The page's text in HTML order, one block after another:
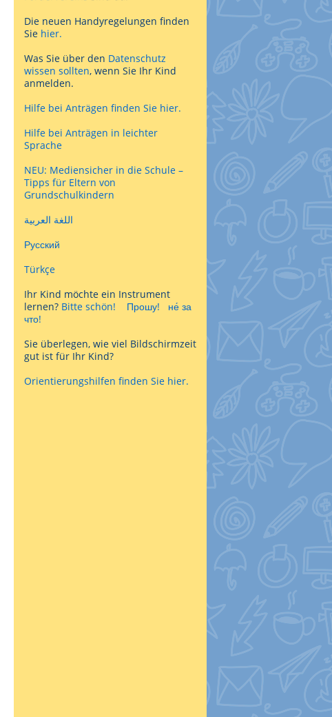
Die neuen Handyregelungen finden
Sie hier.
Was Sie über den Datenschutz
wissen sollten, wenn Sie Ihr Kind
anmelden.
Hilfe bei Anträgen finden Sie hier.
Hilfe bei Anträgen in leichter
Sprache
NEU: Mediensicher in die Schule –
Tipps für Eltern von
Grundschulkindern
اللغة العربية
Русский
Türkçe
Ihr Kind möchte ein Instrument
lernen? Bitte schön! Прошу!
не́ за
что!
Sie überlegen, wie viel Bildschirmzeit
gut ist für Ihr Kind?
Orientierungshilfen finden Sie hier.